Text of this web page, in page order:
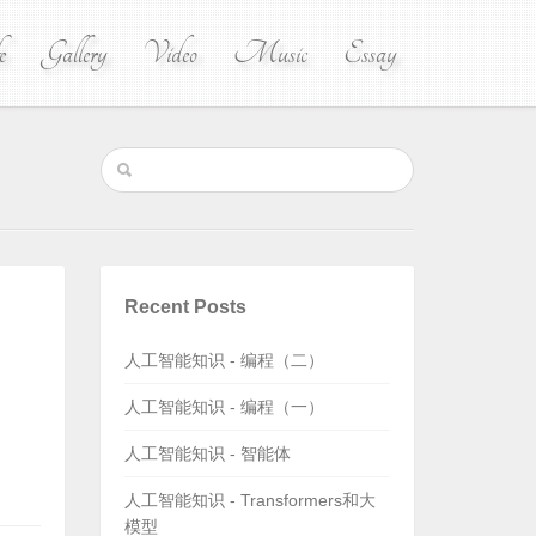
Gallery Video Music Essay
Recent Posts
人工智能知识 - 编程（二）
人工智能知识 - 编程（一）
人工智能知识 - 智能体
人工智能知识 - Transformers和大
模型